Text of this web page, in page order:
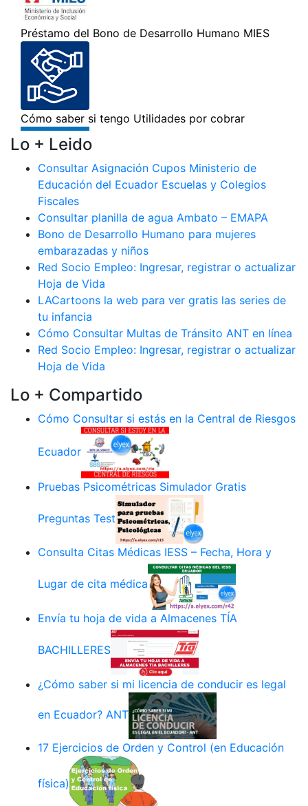
Lo + Leido
Consultar Asignación Cupos Ministerio de
Educación del Ecuador Escuelas y Colegios
Fiscales
Consultar planilla de agua Ambato – EMAPA
Bono de Desarrollo Humano para mujeres
embarazadas y niños
Red Socio Empleo: Ingresar, registrar o actualizar
Hoja de Vida
LACartoons la web para ver gratis las series de
tu infancia
Cómo Consultar Multas de Tránsito ANT en línea
Red Socio Empleo: Ingresar, registrar o actualizar
Hoja de Vida
Lo + Compartido
Cómo Consultar si estás en la Central de Riesgos
Ecuador
Pruebas Psicométricas Simulador Gratis
Preguntas Test
Consulta Citas Médicas IESS – Fecha, Hora y
Lugar de cita médica
Envía tu hoja de vida a Almacenes TÍA
BACHILLERES
¿Cómo saber si mi licencia de conducir es legal
en Ecuador? ANT
17 Ejercicios de Orden y Control (en Educación
física)